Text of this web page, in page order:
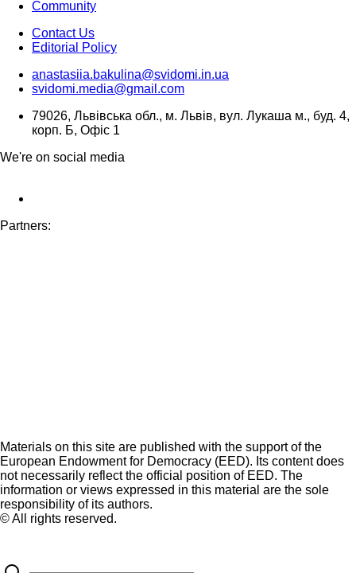
Community
Contact Us
Editorial Policy
anastasiia.bakulina@svidomi.in.ua
svidomi.media@gmail.com
79026, Львівська обл., м. Львів, вул. Лукаша м., буд. 4,
корп. Б, Офіс 1
We're on social media
Partners:
Materials on this site are published with the support of the
European Endowment for Democracy (EED). Its content does
not necessarily reflect the official position of EED. The
information or views expressed in this material are the sole
responsibility of its authors.
© All rights reserved.